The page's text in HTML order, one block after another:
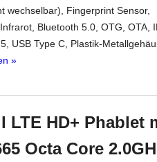
wechselbar), Fingerprint Sensor,
Bluetooth 5.0, OTG, OTA,
USB Type C, Plastik-
»
LTE HD+ Phablet
Octa Core